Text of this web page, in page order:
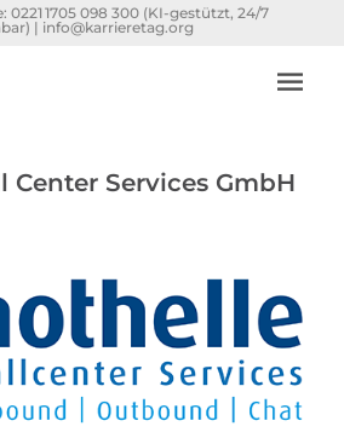
0221 1705 098 300 (KI-gestützt, 24/7
| info@karrieretag.org
Center Services GmbH